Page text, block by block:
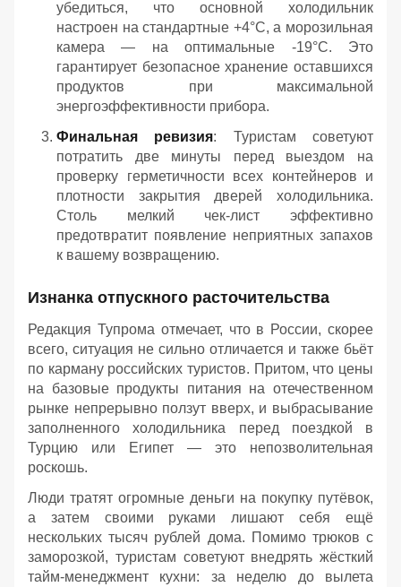
убедиться, что основной холодильник
настроен на стандартные +4°C, а морозильная
камера — на оптимальные -19°C. Это
гарантирует безопасное хранение оставшихся
продуктов при максимальной
энергоэффективности прибора.
Финальная ревизия: Туристам советуют
потратить две минуты перед выездом на
проверку герметичности всех контейнеров и
плотности закрытия дверей холодильника.
Столь мелкий чек-лист эффективно
предотвратит появление неприятных запахов
к вашему возвращению.
Изнанка отпускного расточительства
Редакция Тупрома отмечает, что в России, скорее
всего, ситуация не сильно отличается и также бьёт
по карману российских туристов. Притом, что цены
на базовые продукты питания на отечественном
рынке непрерывно ползут вверх, и выбрасывание
заполненного холодильника перед поездкой в
Турцию или Египет — это непозволительная
роскошь.
Люди тратят огромные деньги на покупку путёвок,
а затем своими руками лишают себя ещё
нескольких тысяч рублей дома. Помимо трюков с
заморозкой, туристам советуют внедрять жёсткий
тайм-менеджмент кухни: за неделю до вылета